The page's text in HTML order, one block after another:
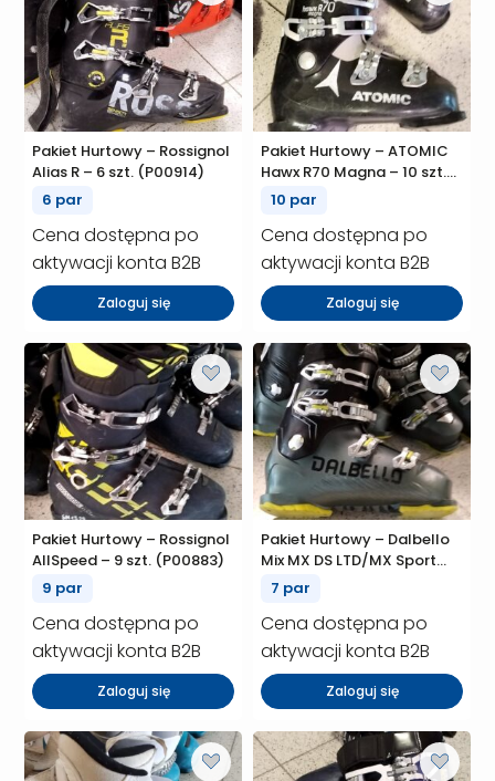
Pakiet Hurtowy – Rossignol
Alias R – 6 szt. (P00914)
6 par
Cena dostępna po
aktywacji konta B2B
Zaloguj się
Pakiet Hurtowy – ATOMIC
Hawx R70 Magna – 10 szt.
(P00910)
10 par
Cena dostępna po
aktywacji konta B2B
Zaloguj się
Pakiet Hurtowy – Rossignol
AllSpeed – 9 szt. (P00883)
9 par
Cena dostępna po
aktywacji konta B2B
Zaloguj się
Pakiet Hurtowy – Dalbello
Mix MX DS LTD/MX Sport
LTD/Veloce LTD – 7 szt.
(P00881)
7 par
Cena dostępna po
aktywacji konta B2B
Zaloguj się